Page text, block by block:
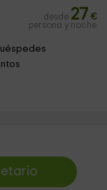
desde 27 €
persona y noche